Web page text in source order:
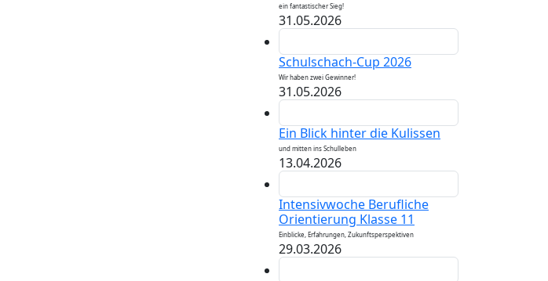
ein fantastischer Sieg!
31.05.2026
Schulschach-Cup 2026
Wir haben zwei Gewinner!
31.05.2026
Ein Blick hinter die Kulissen
und mitten ins Schulleben
13.04.2026
Intensivwoche Berufliche
Orientierung Klasse 11
Einblicke, Erfahrungen, Zukunftsperspektiven
29.03.2026